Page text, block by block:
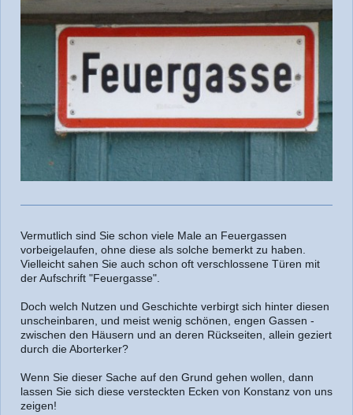
Vermutlich sind Sie schon viele Male an Feuergassen
vorbeigelaufen, ohne diese als solche bemerkt zu haben.
Vielleicht sahen Sie auch schon oft verschlossene Türen mit
der Aufschrift "Feuergasse".
Doch welch Nutzen und Geschichte verbirgt sich hinter diesen
unscheinbaren, und meist wenig schönen, engen Gassen -
zwischen den Häusern und an deren Rückseiten, allein geziert
durch die Aborterker?
Wenn Sie dieser Sache auf den Grund gehen wollen, dann
lassen Sie sich diese versteckten Ecken von Konstanz von uns
zeigen!